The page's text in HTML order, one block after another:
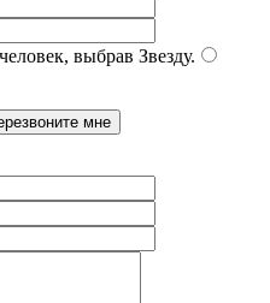
выбрав Звезду.